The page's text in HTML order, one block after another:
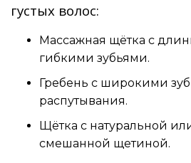
густых волос:
Массажная щётка с
гибкими зубьями.
Гребень с широкими
распутывания.
Щётка с натуральной
смешанной щетиной.